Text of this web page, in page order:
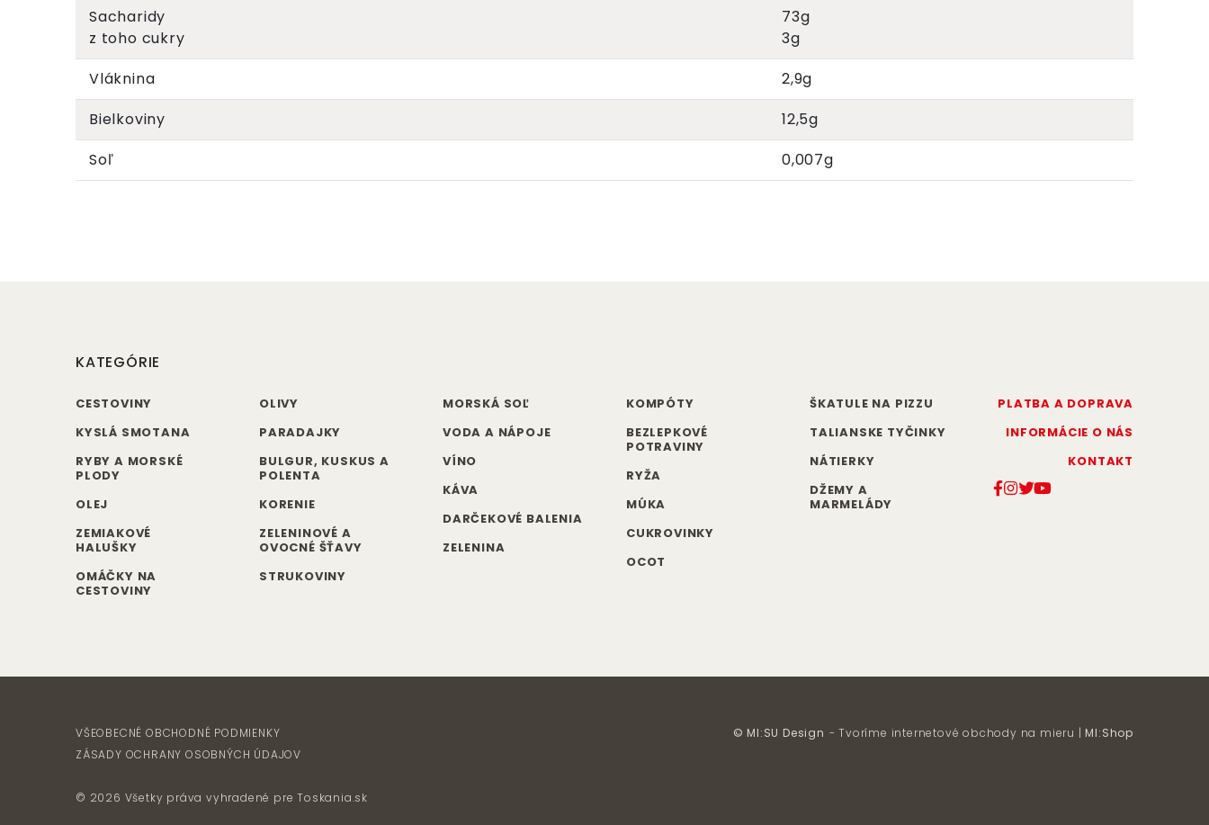
Sacharidy
z toho cukry
73g
3g
Vláknina
2,9g
Bielkoviny
12,5g
Soľ
0,007g
KATEGÓRIE
CESTOVINY
KYSLÁ SMOTANA
RYBY A MORSKÉ
PLODY
OLEJ
ZEMIAKOVÉ
HALUŠKY
OMÁČKY NA
CESTOVINY
OLIVY
PARADAJKY
BULGUR, KUSKUS A
POLENTA
KORENIE
ZELENINOVÉ A
OVOCNÉ ŠŤAVY
STRUKOVINY
MORSKÁ SOĽ
VODA A NÁPOJE
VÍNO
KÁVA
DARČEKOVÉ BALENIA
ZELENINA
KOMPÓTY
BEZLEPKOVÉ
POTRAVINY
RYŽA
MÚKA
CUKROVINKY
OCOT
ŠKATULE NA PIZZU
TALIANSKE TYČINKY
NÁTIERKY
DŽEMY A
MARMELÁDY
PLATBA A DOPRAVA
INFORMÁCIE O NÁS
KONTAKT
VŠEOBECNÉ OBCHODNÉ PODMIENKY
ZÁSADY OCHRANY OSOBNÝCH ÚDAJOV
© 2026 Všetky práva vyhradené preToskania.sk
© MI:SU Design - Tvoríme internetové obchody na mieru | MI:Shop